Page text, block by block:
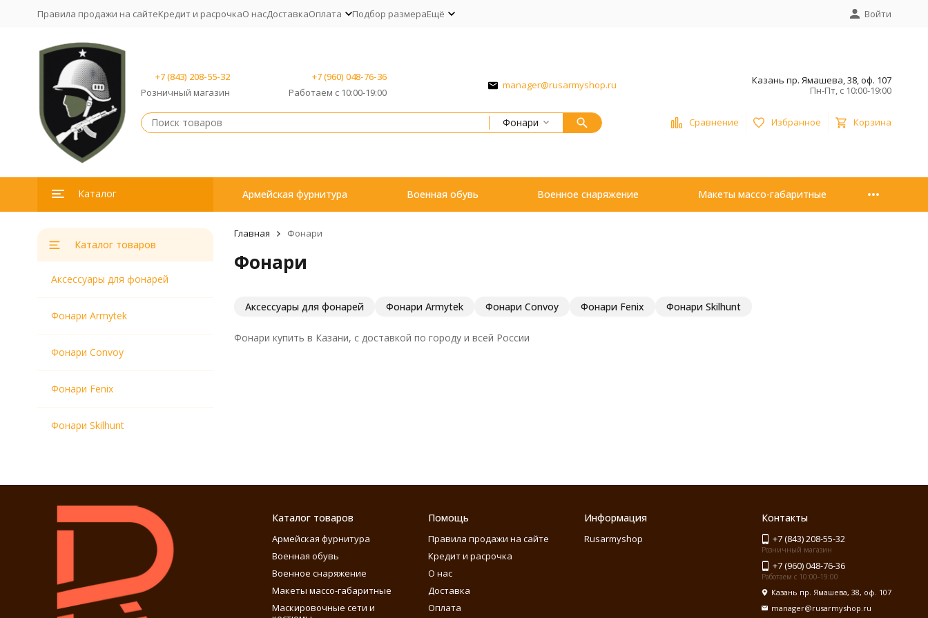
Правила продажи на сайтеКредит и расрочкаО насДоставкаОплата Подбор размераЕщё Войти
+7 (843) 208-55-32
Розничный магазин
+7 (960) 048-76-36
Работаем с 10:00-19:00
manager@rusarmyshop.ru
Казань пр. Ямашева, 38, оф. 107
Пн-Пт, с 10:00-19:00
Фонари Сравнение Избранное Корзина
Каталог Армейская фурнитура Военная обувь Военное снаряжение Макеты массо-габаритные
Главная Фонари
Фонари
Аксессуары для фонарей Фонари Armytek Фонари Convoy Фонари Fenix Фонари Skilhunt
Фонари купить в Казани, с доставкой по городу и всей России
Каталог товаров
Аксессуары для фонарей
Фонари Armytek
Фонари Convoy
Фонари Fenix
Фонари Skilhunt
Каталог товаров
Армейская фурнитура
Военная обувь
Военное снаряжение
Макеты массо-габаритные
Маскировочные сети и
Помощь
Правила продажи на сайте
Кредит и расрочка
О нас
Доставка
Оплата
Информация
Rusarmyshop
Контакты
+7 (843) 208-55-32
Розничный магазин
+7 (960) 048-76-36
Работаем с 10:00-19:00
Казань пр. Ямашева, 38, оф. 107
manager@rusarmyshop.ru